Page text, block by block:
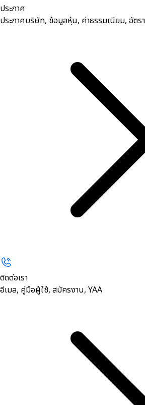
ประกาศ
ประกาศบริษัท, ข้อมูลหุ้น, ค่าธรรมเนียม, อัตร
ติดต่อเรา
อีเมล, คู่มือผู้ใช้, สมัครงาน, YAA